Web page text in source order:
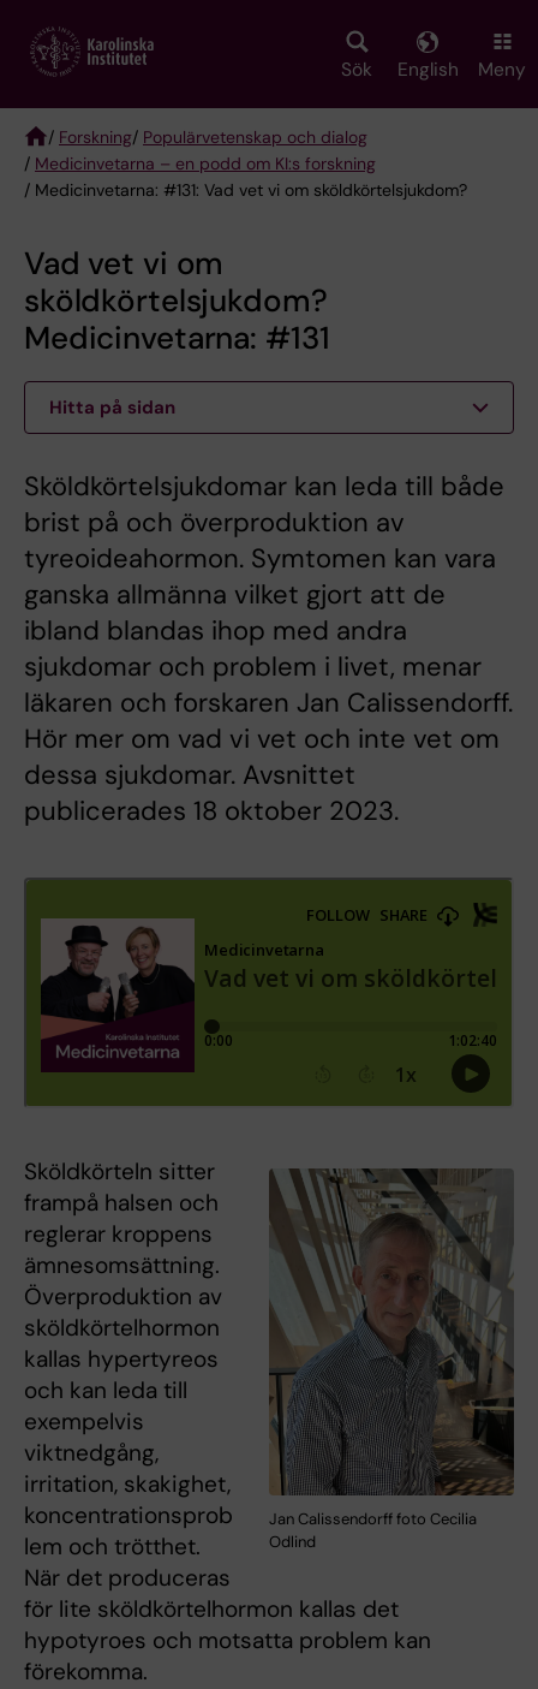
main
Sök English Meny
Breadcrumb
/ Forskning/ Populärvetenskap och dialog
/ Medicinvetarna – en podd om KI:s forskning
/ Medicinvetarna: #131: Vad vet vi om sköldkörtelsjukdom?
Vad vet vi om
sköldkörtelsjukdom?
Medicinvetarna: #131
Hitta på sidan
Sköldkörtelsjukdomar kan leda till både
brist på och överproduktion av
tyreoideahormon. Symtomen kan vara
ganska allmänna vilket gjort att de
ibland blandas ihop med andra
sjukdomar och problem i livet, menar
läkaren och forskaren Jan Calissendorff.
Hör mer om vad vi vet och inte vet om
dessa sjukdomar. Avsnittet
publicerades 18 oktober 2023.
Jan Calissendorff foto Cecilia
Odlind
Sköldkörteln sitter
frampå halsen och
reglerar kroppens
ämnesomsättning.
Överproduktion av
sköldkörtelhormon
kallas hypertyreos
och kan leda till
exempelvis
viktnedgång,
irritation, skakighet,
koncentrationsprob
lem och trötthet.
När det produceras
för lite sköldkörtelhormon kallas det
hypotyroes och motsatta problem kan
förekomma.